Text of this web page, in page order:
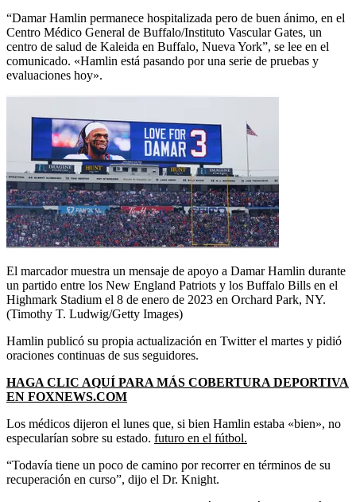
“Damar Hamlin permanece hospitalizada pero de buen ánimo, en el
Centro Médico General de Buffalo/Instituto Vascular Gates, un
centro de salud de Kaleida en Buffalo, Nueva York”, se lee en el
comunicado. «Hamlin está pasando por una serie de pruebas y
evaluaciones hoy».
El marcador muestra un mensaje de apoyo a Damar Hamlin durante
un partido entre los New England Patriots y los Buffalo Bills en el
Highmark Stadium el 8 de enero de 2023 en Orchard Park, NY.
(Timothy T. Ludwig/Getty Images)
Hamlin publicó su propia actualización en Twitter el martes y pidió
oraciones continuas de sus seguidores.
HAGA CLIC AQUÍ PARA MÁS COBERTURA DEPORTIVA
EN FOXNEWS.COM
Los médicos dijeron el lunes que, si bien Hamlin estaba «bien», no
especularían sobre su estado. futuro en el fútbol.
“Todavía tiene un poco de camino por recorrer en términos de su
recuperación en curso”, dijo el Dr. Knight.